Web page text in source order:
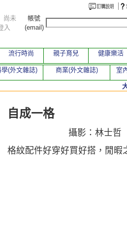
本期文章
自成一格
攝影：林士
格紋配件好穿好買好搭，閒
尚未
入
帳號
(email)
流行時尚 親子育兒 健康樂活
學(外文雜誌) 商業(外文雜誌) 室